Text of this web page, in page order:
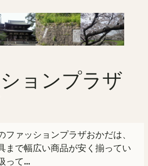
ョンプラザ
ファッションプラザおかだは、
まで幅広い商品が安く揃ってい
って…